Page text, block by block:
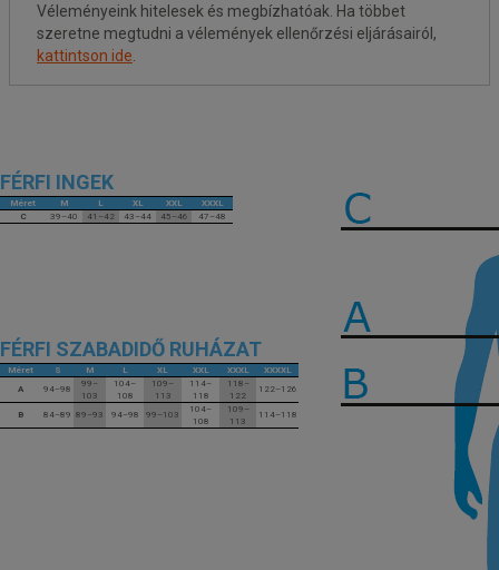
Véleményeink hitelesek és megbízhatóak. Ha többet
szeretne megtudni a vélemények ellenőrzési eljárásairól,
kattintson ide
FÉRFI INGEK
Méret M L XL XXL
XXXL
C
39–40 41–42 43–44 45–46 47–48
FÉRFI SZABADIDŐ RUHÁZAT
Méret S M L XL XXL XXXL
XXXXL
A
94–98
99–
103
104–
108
109–
113
114–
118
118–
122
122–126
B 84–89 89–93 94–98 99–103
104–
108
109–
113
114–118